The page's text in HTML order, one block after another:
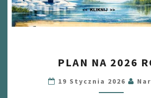
NA
2026
ROK
PLAN NA 2026
19 Stycznia 2026